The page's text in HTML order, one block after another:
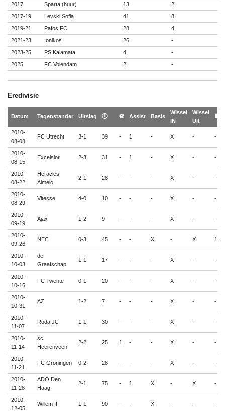
2017
Sparta (huur) 13
2
2017-19
Levski Sofia 41
8
2019-21
Pafos FC 28
4
2021-23
Ionikos 26
-
2023-25
PS Kalamata 4
-
2025
FC Volendam 2 -
Eredivisie
Datum Tegenstander Uitslag 🕐 ⚽ Assist Basis
Wissel
IN
Wissel
Uit
🟨
2010-
08-08
FC Utrecht 3-1 39 - 1 - X - -
2010-
08-15
Excelsior 2-3 31 - 1 - X - -
2010-
08-22
Heracles
Almelo
2-1 28 - - - X - -
2010-
08-29
Vitesse 4-0 10 - - - X - -
2010-
09-19
Ajax 1-2 9 - - - X - -
2010-
09-26
NEC 0-3 45 - - X - X 1
2010-
10-03
de
Graafschap
1-1 17 - - - X - -
2010-
10-16
FC Twente 0-1 20 - - - X - -
2010-
10-31
AZ 1-2 7 - - - X - -
2010-
11-07
Roda JC 1-1 30 - - - X - -
2010-
11-14
sc
Heerenveen
2-2 25 1 - - X - -
2010-
11-21
FC Groningen 0-2 28 - - - X - -
2010-
11-28
ADO Den
Haag
2-1 75 - 1 X - X -
2010-
12-05
Willem II 1-1 90 - - X - - -